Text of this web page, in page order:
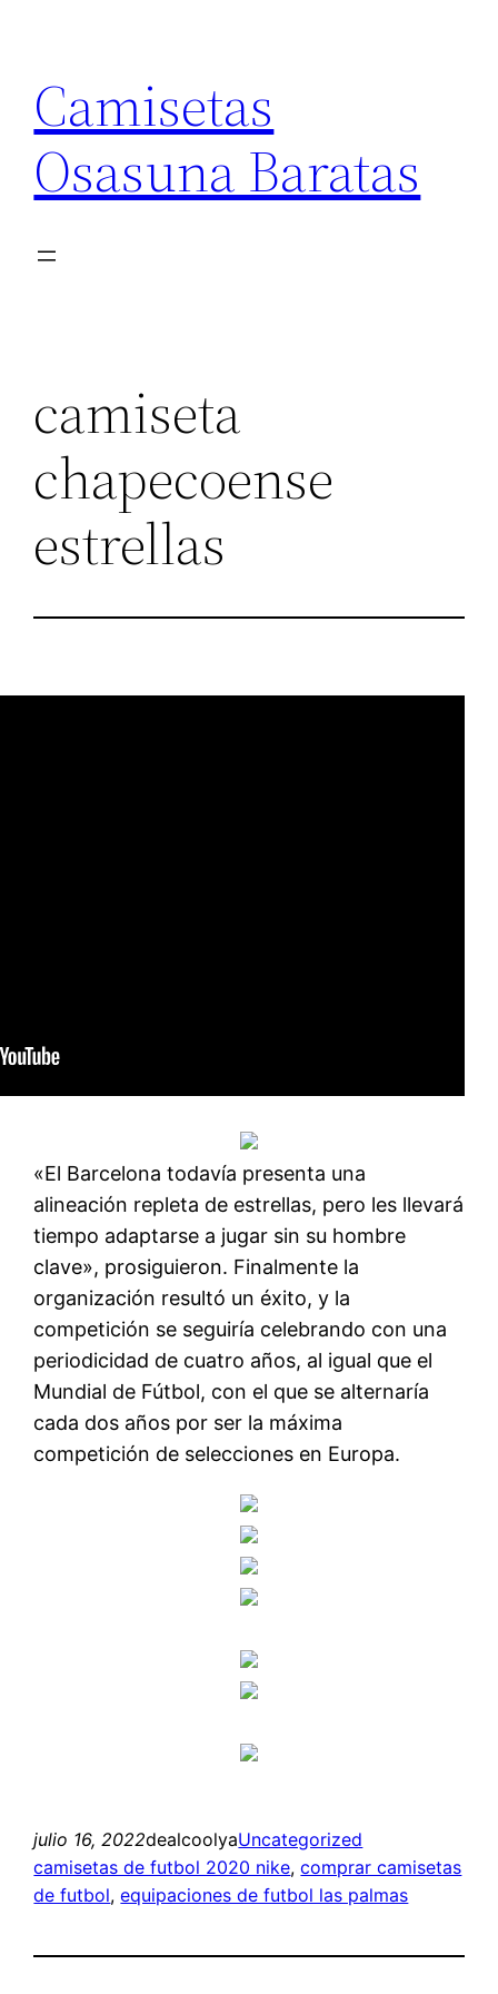
contenido
Camisetas
Osasuna Baratas
camiseta
chapecoense
estrellas
«El Barcelona todavía presenta una
alineación repleta de estrellas, pero les llevará
tiempo adaptarse a jugar sin su hombre
clave», prosiguieron. Finalmente la
organización resultó un éxito, y la
competición se seguiría celebrando con una
periodicidad de cuatro años, al igual que el
Mundial de Fútbol, con el que se alternaría
cada dos años por ser la máxima
competición de selecciones en Europa.
julio 16, 2022dealcoolyaUncategorized
camisetas de futbol 2020 nike, comprar camisetas
de futbol, equipaciones de futbol las palmas